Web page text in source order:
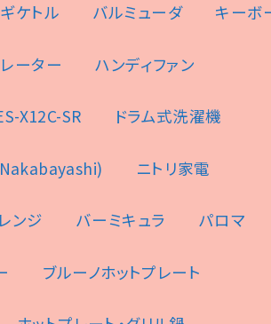
ケトル バルミューダ キーボ
ーター ハンディファン
X12C-SR ドラム式洗濯機
ニトリ家電
ンジ バーミキュラ パロマ
ブルーノホットプレート